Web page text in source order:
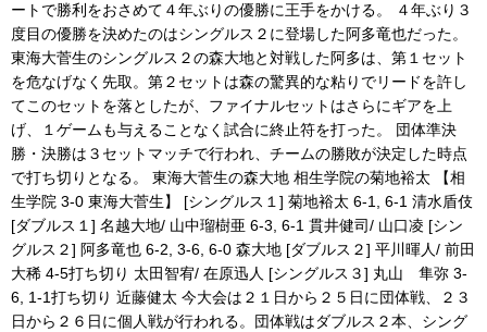
ートで勝利をおさめて４年ぶりの優勝に王手をかける。 ４年ぶり３
度目の優勝を決めたのはシングルス２に登場した阿多竜也だった。
東海大菅生のシングルス２の森大地と対戦した阿多は、第１セット
を危なげなく先取。第２セットは森の驚異的な粘りでリードを許し
てこのセットを落としたが、ファイナルセットはさらにギアを上
げ、１ゲームも与えることなく試合に終止符を打った。 団体準決
勝・決勝は３セットマッチで行われ、チームの勝敗が決定した時点
で打ち切りとなる。 東海大菅生の森大地 相生学院の菊地裕太 【相
生学院 3-0 東海大菅生】 [シングルス１] 菊地裕太 6-1, 6-1 清水盾伎
[ダブルス１] 名越大地/ 山中瑠樹亜 6-3, 6-1 貫井健司/ 山口凌 [シン
グルス２] 阿多竜也 6-2, 3-6, 6-0 森大地 [ダブルス２] 平川暉人/ 前田
大稀 4-5打ち切り 太田智宥/ 在原迅人 [シングルス３] 丸山 隼弥 3-
6, 1-1打ち切り 近藤健太 今大会は２１日から２５日に団体戦、２３
日から２６日に個人戦が行われる。団体戦はダブルス２本、シング